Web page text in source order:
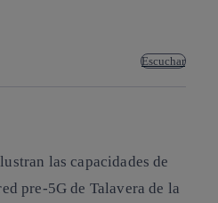
Escuchar
las capacidades de
pre-5G de Talavera de la